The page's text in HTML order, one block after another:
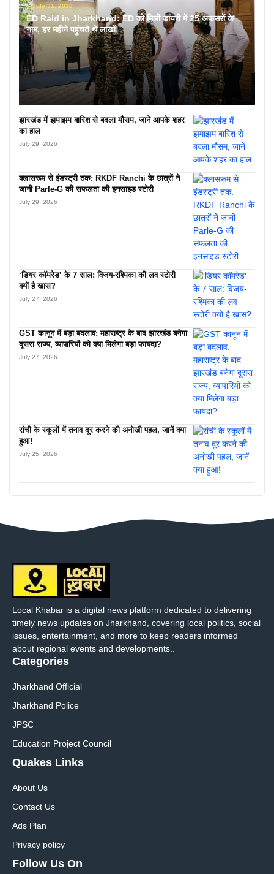
July 31, 2026
ED Raid in Jharkhand: ED को मिली डायरी में 25 अफसरों के
नाम, हर महीने पहुंचते थे लाखों!
झारखंड में झमाझम बारिश से बदला मौसम, जानें आपके शहर
का हाल
July 29, 2026
क्लासरूम से इंडस्ट्री तक: RKDF Ranchi के छात्रों ने
जानी Parle-G की सफलता की इनसाइड स्टोरी
July 29, 2026
‘डियर कॉमरेड’ के 7 साल: विजय-रश्मिका की लव स्टोरी
क्यों है खास?
July 27, 2026
GST कानून में बड़ा बदलाव: महाराष्ट्र के बाद झारखंड बनेगा
दूसरा राज्य, व्यापारियों को क्या मिलेगा बड़ा फायदा?
July 27, 2026
रांची के स्कूलों में तनाव दूर करने की अनोखी पहल, जानें क्या
हुआ!
July 25, 2026
Local Khabar is a digital news platform dedicated to delivering
timely news updates on Jharkhand, covering local politics, social
issues, entertainment, and more to keep readers informed
about regional events and developments..
Categories
Jharkhand Official
Jharkhand Police
JPSC
Education Project Council
Quakes Links
About Us
Contact Us
Ads Plan
Privacy policy
Follow Us On